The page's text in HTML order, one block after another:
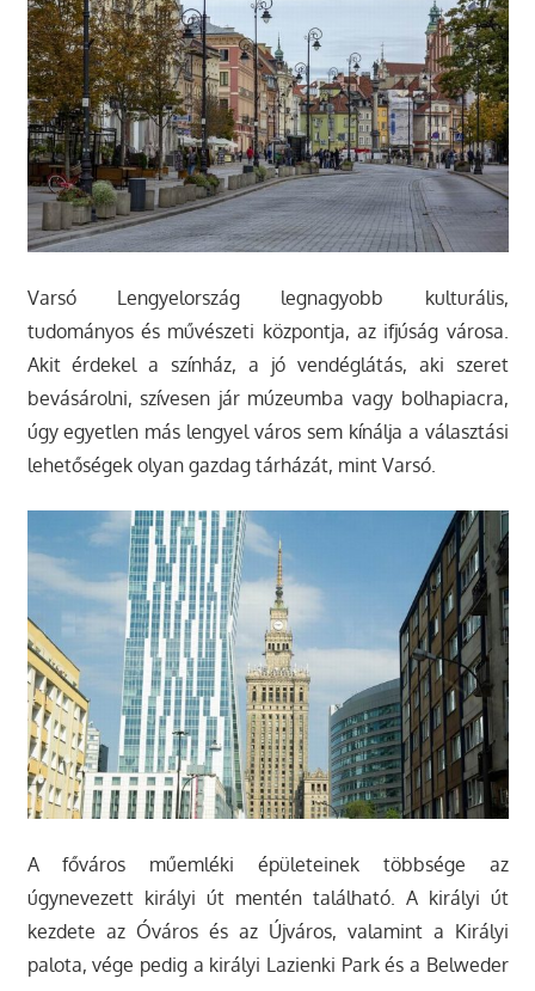
Varsó Lengyelország legnagyobb kulturális,
tudományos és művészeti központja, az ifjúság városa.
Akit érdekel a színház, a jó vendéglátás, aki szeret
bevásárolni, szívesen jár múzeumba vagy bolhapiacra,
úgy egyetlen más lengyel város sem kínálja a választási
lehetőségek olyan gazdag tárházát, mint Varsó.
A főváros műemléki épületeinek többsége az
úgynevezett királyi út mentén található. A királyi út
kezdete az Óváros és az Újváros, valamint a Királyi
palota, vége pedig a királyi Lazienki Park és a Belweder